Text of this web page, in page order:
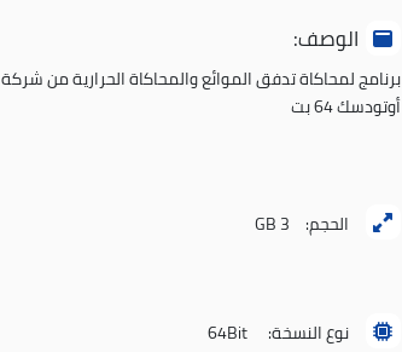
الوصف:
برنامج لمحاكاة تدفق الموائع والمحاكاة الحرارية من شركة
أوتودسك 64 بت
الحجم: 3 GB
نوع النسخة: 64Bit